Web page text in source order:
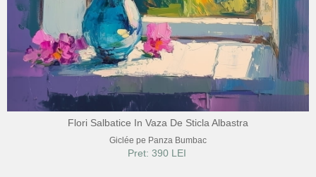
Flori Salbatice In Vaza De Sticla Albastra
Giclée pe Panza Bumbac
Pret: 390 LEI